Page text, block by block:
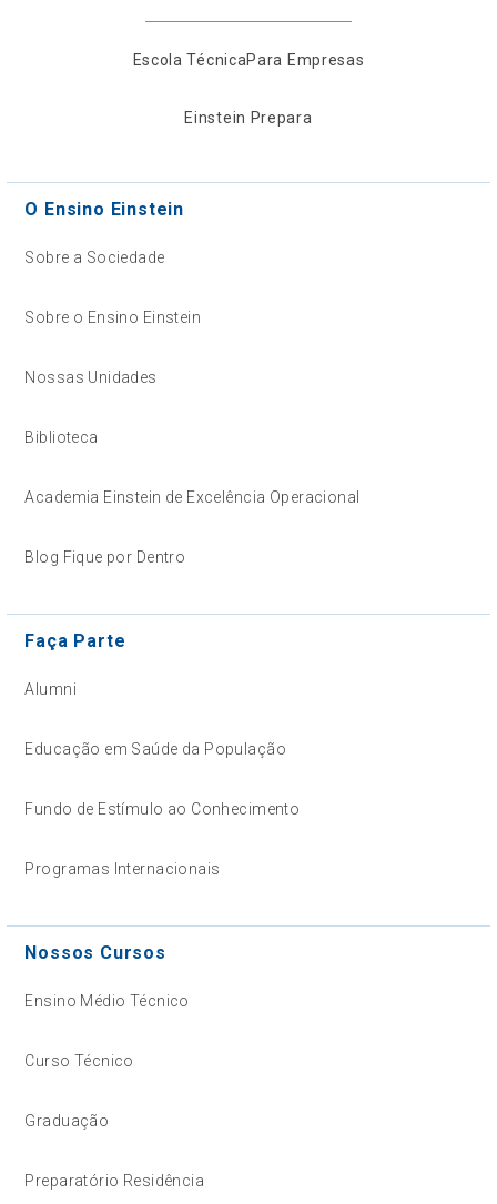
Escola TécnicaPara Empresas
Einstein Prepara
O Ensino Einstein
Sobre a Sociedade
Sobre o Ensino Einstein
Nossas Unidades
Biblioteca
Academia Einstein de Excelência Operacional
Blog Fique por Dentro
Faça Parte
Alumni
Educação em Saúde da População
Fundo de Estímulo ao Conhecimento
Programas Internacionais
Nossos Cursos
Ensino Médio Técnico
Curso Técnico
Graduação
Preparatório Residência